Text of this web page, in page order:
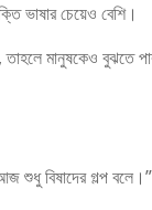
ভাষার চেয়েও বেশি।
মানুষকেও বুঝতে
শুধু বিষাদের গল্প বলে।”